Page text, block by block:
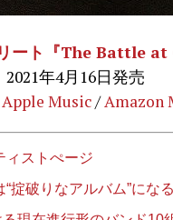
ート『The Battle at
2021年4月16日発売
Apple Music/Amazon
ィストぺージ
掟破りなアルバム”にな